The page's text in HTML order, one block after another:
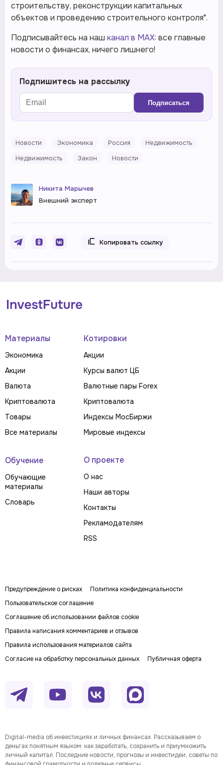
строительству, реконструкции капитальных
объектов и проведению строительного контроля".
Подписывайтесь на наш канал в MAX: все главные
новости о финансах, ничего лишнего!
Подпишитесь на рассылку
Подписаться
Новости Экономика Россия
Недвижимость
Недвижимость
Закон Новости
Никита Марычев
Внешний эксперт
Копировать ссылку
Материалы
Экономика
Акции
Валюта
Криптовалюта
Товары
Все материалы
Котировки
Акции
Курсы валют ЦБ
Валютные пары Forex
Криптовалюта
Индексы МосБиржи
Мировые индексы
Обучение
Обучающие
материалы
Словарь
О проекте
О нас
Наши авторы
Контакты
Рекламодателям
RSS
Предупреждение о рисках
Политика конфиденциальности
Пользовательское соглашение
Соглашение об использовании файлов cookie
Правила написания комментариев и отзывов
Правила использования материалов сайта
Согласие на обработку персональных данных
Публичная оферта
Digital-media об инвестициях и личных финансах. Рассказываем о
деньгах понятным языком: как заработать, сохранить и приумножить
личный капитал. Последние новости, прогнозы и инвестидеи, советы по